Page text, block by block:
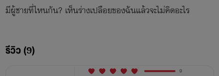
มีผู้ชายที่ไหนกัน? เห็นร่างเปลือยของฉันแล้วจะไม่คิดอะไร
รีวิว (9)
9